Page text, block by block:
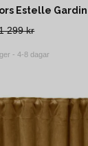
Estelle Gardin
299 kr
- 4-8 dagar